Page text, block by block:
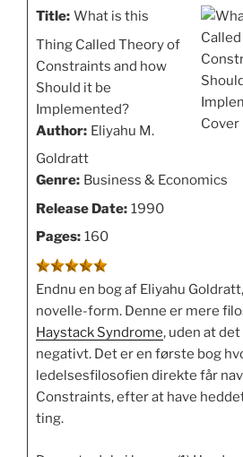
Title: What is this
Thing Called Theory of
Constraints and how
Should it be
Implemented?
Author: Eliyahu M.
Goldratt
Genre: Business & Economics
Release Date: 1990
Pages: 160
Endnu en bog af Eliyahu
novelle-form. Denne er mere
Haystack Syndrome, uden at
negativt. Det er en første bog
ledelsesfilosofien direkte får
Constraints, efter at have
ting.